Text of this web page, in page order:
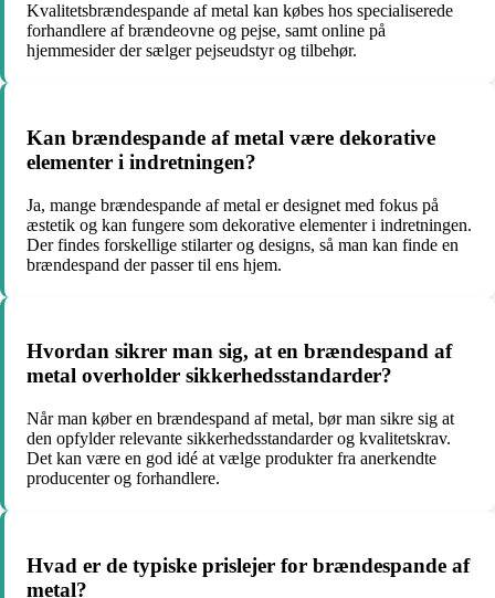
Kvalitetsbrændespande af metal kan købes hos specialiserede
forhandlere af brændeovne og pejse, samt online på
hjemmesider der sælger pejseudstyr og tilbehør.
Kan brændespande af metal være dekorative
elementer i indretningen?
Ja, mange brændespande af metal er designet med fokus på
æstetik og kan fungere som dekorative elementer i indretningen.
Der findes forskellige stilarter og designs, så man kan finde en
brændespand der passer til ens hjem.
Hvordan sikrer man sig, at en brændespand af
metal overholder sikkerhedsstandarder?
Når man køber en brændespand af metal, bør man sikre sig at
den opfylder relevante sikkerhedsstandarder og kvalitetskrav.
Det kan være en god idé at vælge produkter fra anerkendte
producenter og forhandlere.
Hvad er de typiske prislejer for brændespande af
metal?